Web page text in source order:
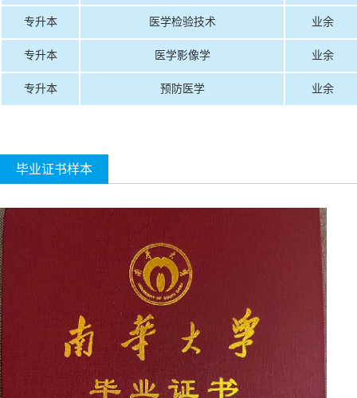
专升本 医学检验技术 业余
专升本 医学影像学 业余
专升本 预防医学 业余
毕业证书样本